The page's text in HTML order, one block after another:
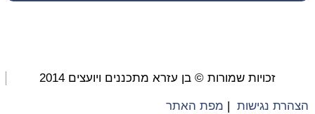
זכויות שמורות © בן עזרא מתכננים ויועצים 2014
הצהרת נגישות| מפת האתר